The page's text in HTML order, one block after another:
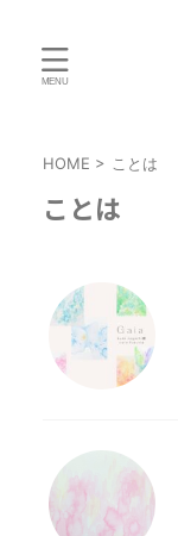
HOME > ことは
ことは